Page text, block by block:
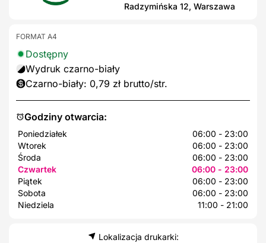
Radzymińska 12, Warszawa
Godziny otwarcia:
Poniedziałek
06:00 - 23:00
Wtorek
06:00 - 23:00
Środa
06:00 - 23:00
Czwartek
06:00 - 23:00
Piątek
06:00 - 23:00
Sobota
06:00 - 23:00
Niedziela
11:00 - 21:00
FORMAT A4
Dostępny
Wydruk czarno-biały
Czarno-biały: 0,79 zł brutto/str.
Lokalizacja drukarki: